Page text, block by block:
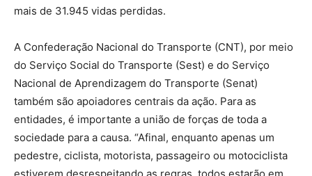
mais de 31.945 vidas perdidas.
A Confederação Nacional do Transporte (CNT), por meio
do Serviço Social do Transporte (Sest) e do Serviço
Nacional de Aprendizagem do Transporte (Senat)
também são apoiadores centrais da ação. Para as
entidades, é importante a união de forças de toda a
sociedade para a causa. “Afinal, enquanto apenas um
pedestre, ciclista, motorista, passageiro ou motociclista
estiverem desrespeitando as regras, todos estarão em